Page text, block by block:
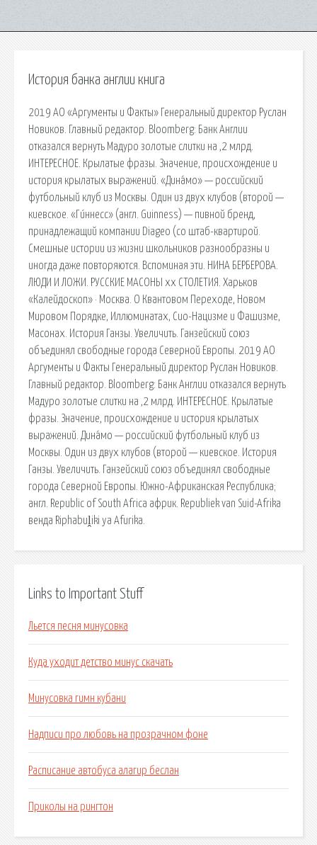
История банка англии книга
2019 АО «Аргументы и Факты» Генеральный директор Руслан
Новиков. Главный редактор. Bloomberg: Банк Англии
отказался вернуть Мадуро золотые слитки на ,2 млрд.
ИНТЕРЕСНОЕ. Крылатые фразы. Значение, происхождение и
история крылатых выражений. «Дина́мо» — российский
футбольный клуб из Москвы. Один из двух клубов (второй —
киевское. «Ги́ннесс» (англ. Guinness) — пивной бренд,
принадлежащий компании Diageo (со штаб-квартирой.
Смешные истории из жизни школьников разнообразны и
иногда даже повторяются. Вспоминая эти. НИНА БЕРБЕРОВА.
ЛЮДИ И ЛОЖИ. РУССКИЕ МАСОНЫ xx СТОЛЕТИЯ. Харьков
«Калейдоскоп» · Москва. О Квантовом Переходе, Новом
Мировом Порядке, Иллюминатах, Сио-Нацизме и Фашизме,
Масонах. История Ганзы. Увеличить. Ганзейский союз
объединял свободные города Северной Европы. 2019 АО
Аргументы и Факты Генеральный директор Руслан Новиков.
Главный редактор. Bloomberg: Банк Англии отказался вернуть
Мадуро золотые слитки на ,2 млрд. ИНТЕРЕСНОЕ. Крылатые
фразы. Значение, происхождение и история крылатых
выражений. Дина́мо — российский футбольный клуб из
Москвы. Один из двух клубов (второй — киевское. История
Ганзы. Увеличить. Ганзейский союз объединял свободные
города Северной Европы. Южно-Африканская Республика;
англ. Republic of South Africa африк. Republiek van Suid-Afrika
венда Riphabuḽiki ya Afurika.
Links to Important Stuff
Льется песня минусовка
Куда уходит детство минус скачать
Минусовка гимн кубани
Надписи про любовь на прозрачном фоне
Расписание автобуса алагир беслан
Приколы на рингтон